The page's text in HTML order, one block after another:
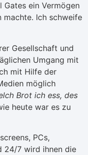
Gates ein Vermögen
Ich schweife
Gesellschaft und
Umgang mit
mit Hilfe der
möglich
Brot ich ess, des
heute war es zu
PCs,
24/7 wird ihnen die